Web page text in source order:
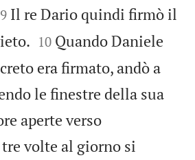


9 Il re Dario quindi firmò il


10 Quando Daniele
era firmato, andò a
le finestre della sua
aperte verso
volte al giorno si